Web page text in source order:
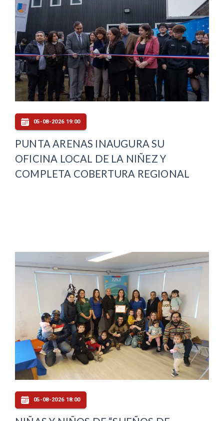
05-08-2026 19:00
PUNTA ARENAS INAUGURA SU
OFICINA LOCAL DE LA NIÑEZ Y
COMPLETA COBERTURA REGIONAL
05-08-2026 18:00